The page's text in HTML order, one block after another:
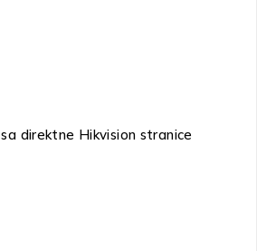
direktne Hikvision stranice